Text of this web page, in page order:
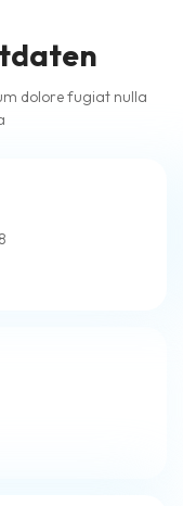
dolore fugiat nulla